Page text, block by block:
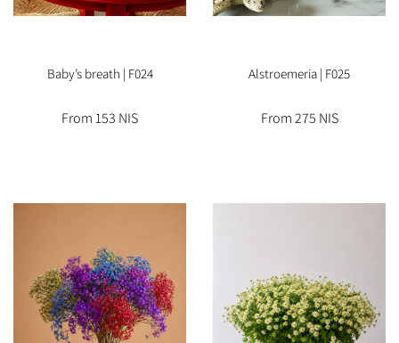
Alstroemeria | F025
From 275 NIS
Baby’s breath | F024
From 153 NIS